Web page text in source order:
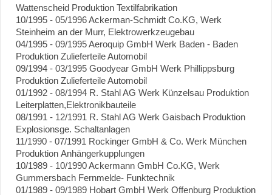
Wattenscheid Produktion Textilfabrikation
10/1995 - 05/1996 Ackerman-Schmidt Co.KG, Werk
Steinheim an der Murr, Elektrowerkzeugebau
04/1995 - 09/1995 Aeroquip GmbH Werk Baden - Baden
Produktion Zulieferteile Automobil
09/1994 - 03/1995 Goodyear GmbH Werk Phillippsburg
Produktion Zulieferteile Automobil
01/1992 - 08/1994 R. Stahl AG Werk Künzelsau Produktion
Leiterplatten,Elektronikbauteile
08/1991 - 12/1991 R. Stahl AG Werk Gaisbach Produktion
Explosionsge. Schaltanlagen
11/1990 - 07/1991 Rockinger GmbH & Co. Werk München
Produktion Anhängerkupplungen
10/1989 - 10/1990 Ackermann GmbH Co.KG, Werk
Gummersbach Fernmelde- Funktechnik
01/1989 - 09/1989 Hobart GmbH Werk Offenburg Produktion